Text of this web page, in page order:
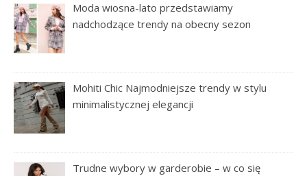
Moda wiosna-lato przedstawiamy
nadchodzące trendy na obecny sezon
Mohiti Chic Najmodniejsze trendy w stylu
minimalistycznej elegancji
Trudne wybory w garderobie – w co się